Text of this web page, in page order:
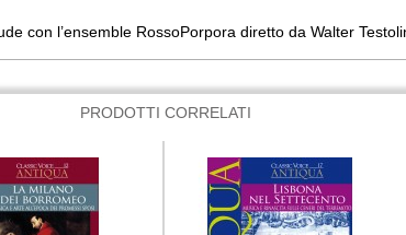
con l’ensemble RossoPorpora diretto da Walter
PRODOTTI CORRELATI